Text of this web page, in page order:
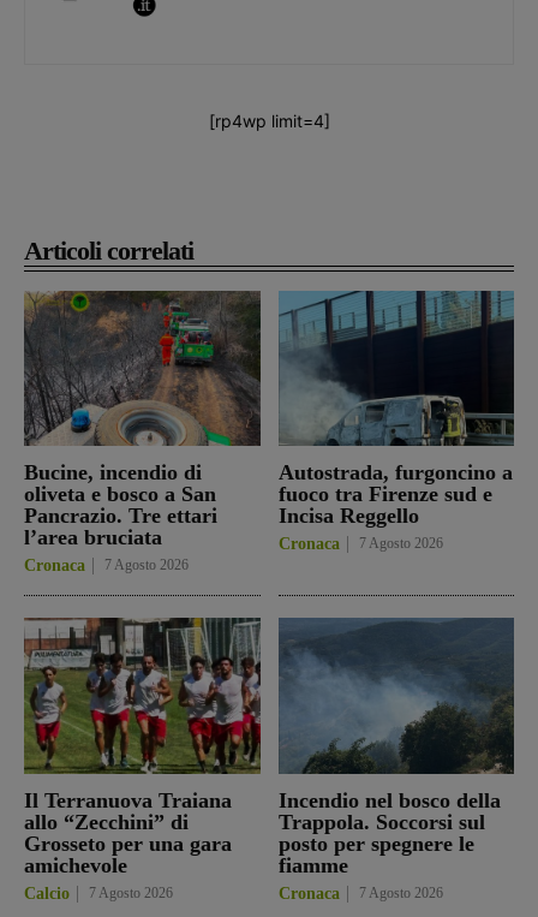
Articoli correlati
Bucine, incendio di
oliveta e bosco a San
Pancrazio. Tre ettari
l’area bruciata
Cronaca 7 Agosto 2026
Autostrada, furgoncino a
fuoco tra Firenze sud e
Incisa Reggello
Cronaca 7 Agosto 2026
Il Terranuova Traiana
allo “Zecchini” di
Grosseto per una gara
amichevole
Calcio 7 Agosto 2026
Incendio nel bosco della
Trappola. Soccorsi sul
posto per spegnere le
fiamme
Cronaca 7 Agosto 2026
[rp4wp limit=4]